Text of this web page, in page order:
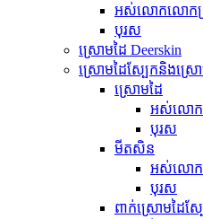
អស់លោកលោក
បុរស
ស្រោមដៃ Deerskin
ស្រោមដៃស្បែកនិងស្រោ
ស្រោមដៃ
អស់លោ
បុរស
មីតសិន
អស់លោ
បុរស
ពាក់ស្រោមដៃស្